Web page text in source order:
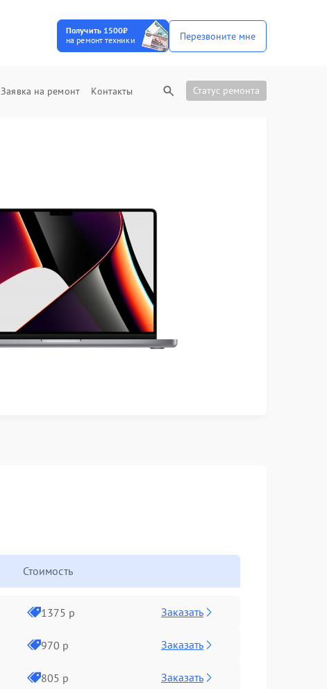
Получить 1500₽
на ремонт техники
Перезвоните мне
Заявка на ремонт Контакты Статус ремонта
Стоимость
1375 р Заказать
970 р Заказать
805 р Заказать